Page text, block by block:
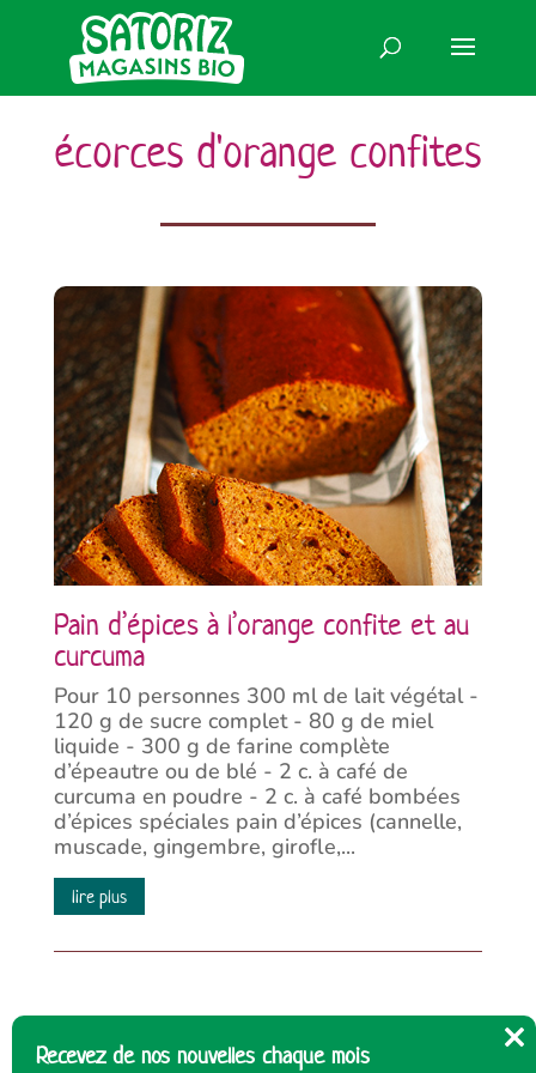
écorces d'orange confites
Pain d’épices à l’orange confite et au
curcuma
Pour 10 personnes 300 ml de lait végétal -
120 g de sucre complet - 80 g de miel
liquide - 300 g de farine complète
d’épeautre ou de blé - 2 c. à café de
curcuma en poudre - 2 c. à café bombées
d’épices spéciales pain d’épices (cannelle,
muscade, gingembre, girofle,...
lire plus
Recevez de nos nouvelles chaque mois